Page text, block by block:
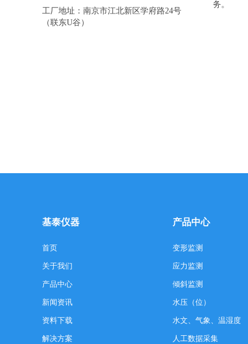
工厂地址：南京市江北新区学府路24号
（联东U谷）
务。
基泰仪器
首页
关于我们
产品中心
新闻资讯
资料下载
解决方案
产品中心
变形监测
应力监测
倾斜监测
水压（位）
水文、气象、温湿度
人工数据采集